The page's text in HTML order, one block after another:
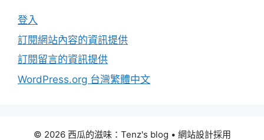
登入
訂閱網站內容的資訊提供
訂閱留言的資訊提供
WordPress.org 台灣繁體中文
© 2026 西瓜的滋味：Tenz's blog • 網站設計採用